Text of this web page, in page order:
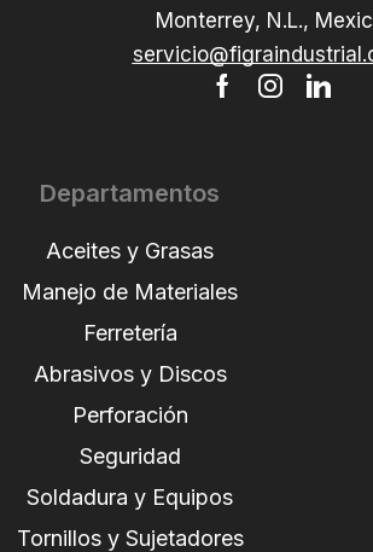
Monterrey, N.L.,
Departamentos
Aceites y Grasas
Manejo de Materiales
Ferretería
Abrasivos y Discos
Perforación
Seguridad
Soldadura y Equipos
Tornillos y Sujetadores